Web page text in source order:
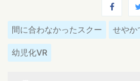
間に合わなかったスクー せやか
幼児化VR